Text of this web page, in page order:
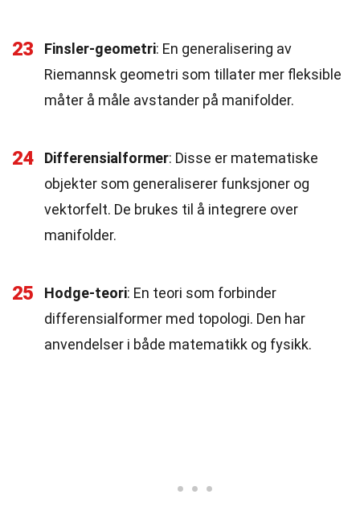
23 Finsler-geometri: En generalisering av
Riemannsk geometri som tillater mer fleksible
måter å måle avstander på manifolder.
24 Differensialformer: Disse er matematiske
objekter som generaliserer funksjoner og
vektorfelt. De brukes til å integrere over
manifolder.
25 Hodge-teori: En teori som forbinder
differensialformer med topologi. Den har
anvendelser i både matematikk og fysikk.